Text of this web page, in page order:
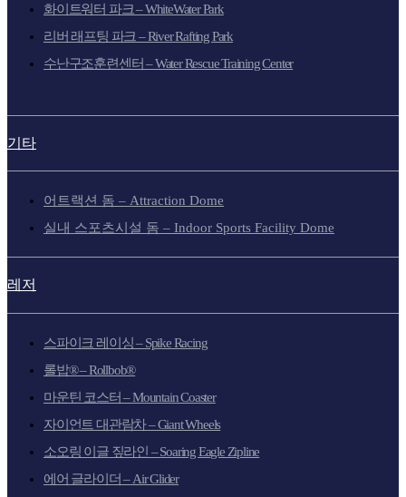
화이트워터 파크 – WhiteWater Park
리버 래프팅 파크 – River Rafting Park
수난구조훈련센터 – Water Rescue Training Center
기타
어트랙션 돔 – Attraction Dome
실내 스포츠시설 돔 – Indoor Sports Facility Dome
레저
스파이크 레이싱 – Spike Racing
롤밥® – Rollbob®
마운틴 코스터 – Mountain Coaster
자이언트 대관람차 – Giant Wheels
소오링 이글 짚라인 – Soaring Eagle Zipline
에어 글라이더 – Air Glider